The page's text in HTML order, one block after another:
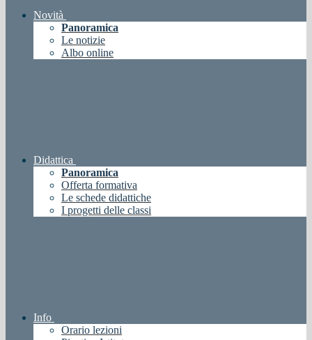
Novità
Panoramica
Le notizie
Albo online
Didattica
Panoramica
Offerta formativa
Le schede didattiche
I progetti delle classi
Info
Orario lezioni